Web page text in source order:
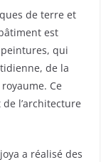
de terre et
est
qui
de la
Ce
l’architecture
a réalisé des